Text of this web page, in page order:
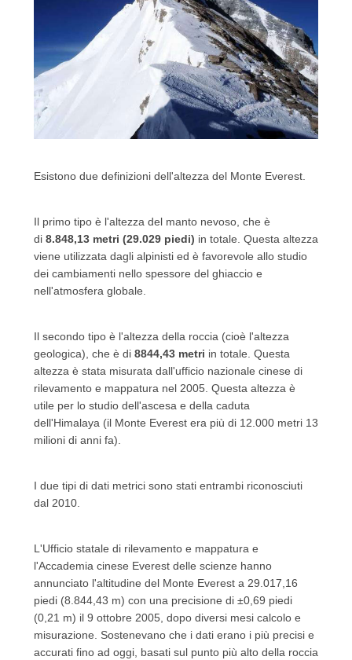
Esistono due definizioni dell'altezza del Monte Everest.
Il primo tipo è l'altezza del manto nevoso, che è
di 8.848,13 metri (29.029 piedi) in totale. Questa altezza
viene utilizzata dagli alpinisti ed è favorevole allo studio
dei cambiamenti nello spessore del ghiaccio e
nell'atmosfera globale.
Il secondo tipo è l'altezza della roccia (cioè l'altezza
geologica), che è di 8844,43 metri in totale. Questa
altezza è stata misurata dall'ufficio nazionale cinese di
rilevamento e mappatura nel 2005. Questa altezza è
utile per lo studio dell'ascesa e della caduta
dell'Himalaya (il Monte Everest era più di 12.000 metri 13
milioni di anni fa).
I due tipi di dati metrici sono stati entrambi riconosciuti
dal 2010.
L'Ufficio statale di rilevamento e mappatura e
l'Accademia cinese Everest delle scienze hanno
annunciato l'altitudine del Monte Everest a 29.017,16
piedi (8.844,43 m) con una precisione di ±0,69 piedi
(0,21 m) il 9 ottobre 2005, dopo diversi mesi calcolo e
misurazione. Sostenevano che i dati erano i più precisi e
accurati fino ad oggi, basati sul punto più alto della roccia